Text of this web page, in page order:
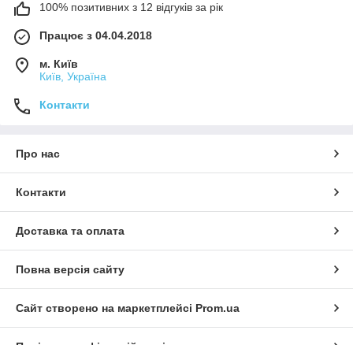
100% позитивних з 12 відгуків за рік
Працює з 04.04.2018
м. Київ
Київ, Україна
Контакти
Про нас
Контакти
Доставка та оплата
Повна версія сайту
Сайт створено на маркетплейсі Prom.ua